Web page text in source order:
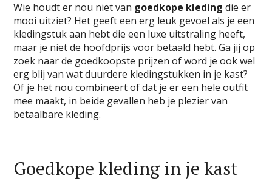
Wie houdt er nou niet van goedkope kleding die er
mooi uitziet? Het geeft een erg leuk gevoel als je een
kledingstuk aan hebt die een luxe uitstraling heeft,
maar je niet de hoofdprijs voor betaald hebt. Ga jij op
zoek naar de goedkoopste prijzen of word je ook wel
erg blij van wat duurdere kledingstukken in je kast?
Of je het nou combineert of dat je er een hele outfit
mee maakt, in beide gevallen heb je plezier van
betaalbare kleding.
Goedkope kleding in je kast